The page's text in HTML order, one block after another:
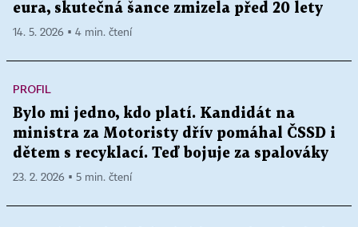
eura, skutečná šance zmizela před 20 lety
14. 5. 2026 ▪ 4 min. čtení
PROFIL
Bylo mi jedno, kdo platí. Kandidát na
ministra za Motoristy dřív pomáhal ČSSD i
dětem s recyklací. Teď bojuje za spalováky
23. 2. 2026 ▪ 5 min. čtení